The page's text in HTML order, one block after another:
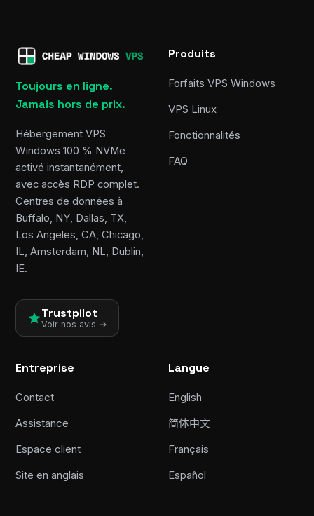
Toujours en ligne.
Jamais hors de prix.
Hébergement VPS
Windows 100 % NVMe
activé instantanément,
avec accès RDP complet.
Centres de données à
Buffalo, NY, Dallas, TX,
Los Angeles, CA, Chicago,
IL, Amsterdam, NL, Dublin,
IE.
Trustpilot
Voir nos avis →
Produits
Forfaits VPS Windows
VPS Linux
Fonctionnalités
FAQ
Entreprise
Contact
Assistance
Espace client
Site en anglais
Langue
English
简体中文
Français
Español